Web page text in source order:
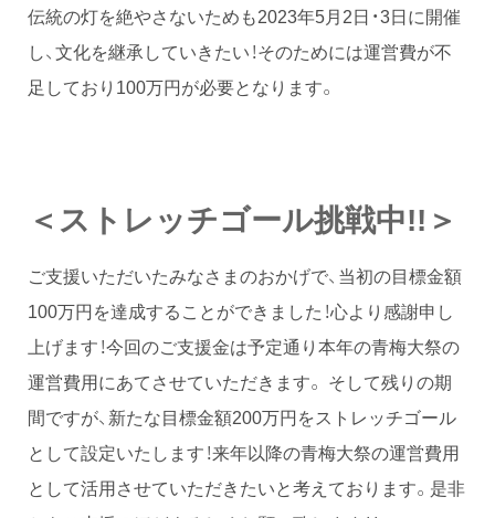
伝統の灯を絶やさないためも2023年5月2日・3日に開催
し、文化を継承していきたい！そのためには運営費が不
足しており100万円が必要となります。
＜ストレッチゴール挑戦中!!＞
ご支援いただいたみなさまのおかげで、当初の目標金額
100万円を達成することができました！心より感謝申し
上げます！今回のご支援金は予定通り本年の青梅大祭の
運営費用にあてさせていただきます。 そして残りの期
間ですが、新たな目標金額200万円をストレッチゴール
として設定いたします！来年以降の青梅大祭の運営費用
として活用させていただきたいと考えております。是非